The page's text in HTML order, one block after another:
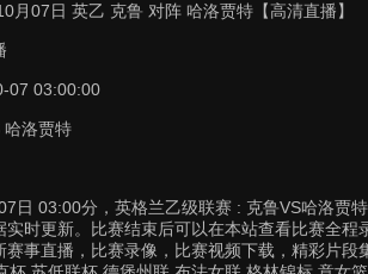
月07日 英乙 克鲁 对阵 哈洛贾特【高清直播】
07 03:00:00
哈洛贾特
日 03:00分，英格兰乙级联赛 : 克鲁VS哈洛贾
时更新。比赛结束后可以在本站查看比赛全
赛事直播，比赛录像，比赛视频下载，精彩片